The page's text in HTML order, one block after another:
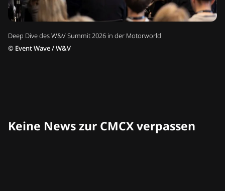
Deep Dive des W&V Summit 2026 in der Motorworld
© Event Wave / W&V
Keine News zur CMCX verpassen